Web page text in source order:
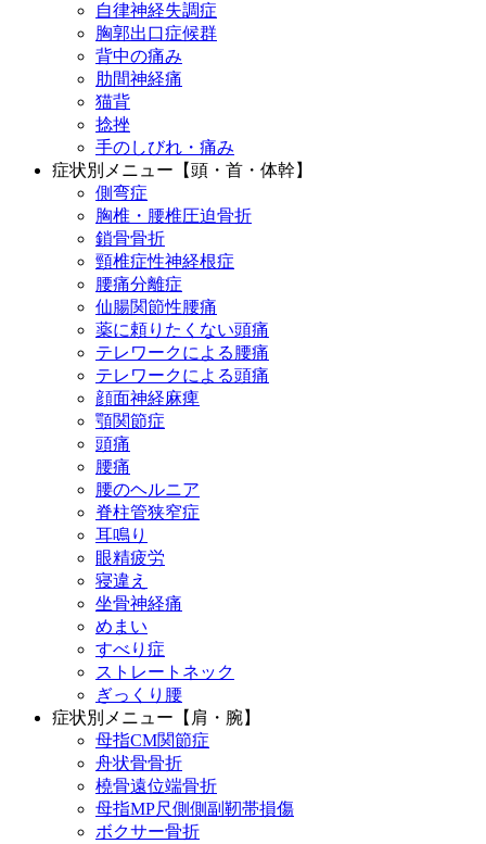
自律神経失調症
胸郭出口症候群
背中の痛み
肋間神経痛
猫背
捻挫
手のしびれ・痛み
症状別メニュー【頭・首・体幹】
側弯症
胸椎・腰椎圧迫骨折
鎖骨骨折
頸椎症性神経根症
腰痛分離症
仙腸関節性腰痛
薬に頼りたくない頭痛
テレワークによる腰痛
テレワークによる頭痛
顔面神経麻痺
顎関節症
頭痛
腰痛
腰のヘルニア
脊柱管狭窄症
耳鳴り
眼精疲労
寝違え
坐骨神経痛
めまい
すべり症
ストレートネック
ぎっくり腰
症状別メニュー【肩・腕】
母指CM関節症
舟状骨骨折
橈骨遠位端骨折
母指MP尺側側副靭帯損傷
ボクサー骨折